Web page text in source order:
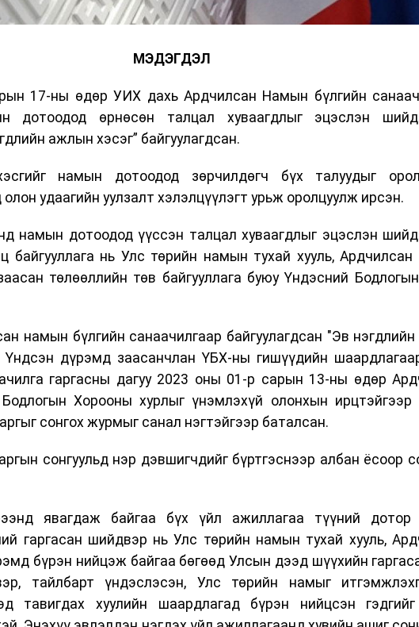
МЭДЭГДЭЛ
17-ны өдөр УИХ дахь Ардчилсан Намын бүлгийн
дотоодод өрнөсөн талцал хуваагдлыг эцэслэн
ажлын хэсэг” байгуулагдсан.
намын дотоодод зөрчилдөгч бүх талуудыг
олон удаагийн уулзалт хэлэлцүүлэгт урьж оролцуулж ирсэн.
намын дотоодод үүссэн талцал хуваагдлыг эцэслэн
байгууллага нь Улс төрийн намын тухай хууль,
төлөөллийн төв байгууллага буюу Үндэсний
намын бүлгийн санаачилгаар байгуулагдсан "Эв
Үндсэн дүрэмд заасанчлан ҮБХ-ны гишүүдийн
гаргасны дагуу 2023 оны 01-р сарын 13-ны өдөр
Хорооны хурлыг үнэмлэхүй олонхын ирцтэйгээр
сонгох журмыг санал нэгтэйгээр баталсан.
сонгуульд нэр дэвшигчдийг бүртгэснээр албан ёсоор
явагдаж байгаа бүх үйл ажиллагаа түүний
гаргасан шийдвэр нь Улс төрийн намын тухай хууль,
бүрэн нийцэж байгаа бөгөөд Улсын дээд шүүхийн
тайлбарт үндэслэсэн, Улс төрийн намыг
тавигдах хуулийн шаардлагад бүрэн нийцсэн